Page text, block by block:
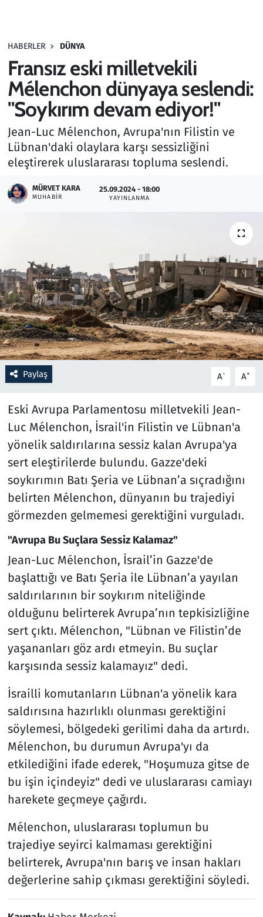
HABERLER DÜNYA
Fransız eski milletvekili
Mélenchon dünyaya seslendi:
"Soykırım devam ediyor!"
Jean-Luc Mélenchon, Avrupa'nın Filistin ve
Lübnan'daki olaylara karşı sessizliğini
eleştirerek uluslararası topluma seslendi.
MÜRVET KARA
MUHABIR
25.09.2024 - 18:00
YAYINLANMA
Paylaş A- A+
Eski Avrupa Parlamentosu milletvekili Jean-
Luc Mélenchon, İsrail'in Filistin ve Lübnan'a
yönelik saldırılarına sessiz kalan Avrupa'ya
sert eleştirilerde bulundu. Gazze'deki
soykırımın Batı Şeria ve Lübnan’a sıçradığını
belirten Mélenchon, dünyanın bu trajediyi
görmezden gelmemesi gerektiğini vurguladı.
"Avrupa Bu Suçlara Sessiz Kalamaz"
Jean-Luc Mélenchon, İsrail’in Gazze'de
başlattığı ve Batı Şeria ile Lübnan’a yayılan
saldırılarının bir soykırım niteliğinde
olduğunu belirterek Avrupa’nın tepkisizliğine
sert çıktı. Mélenchon, "Lübnan ve Filistin’de
yaşananları göz ardı etmeyin. Bu suçlar
karşısında sessiz kalamayız" dedi.
İsrailli komutanların Lübnan'a yönelik kara
saldırısına hazırlıklı olunması gerektiğini
söylemesi, bölgedeki gerilimi daha da artırdı.
Mélenchon, bu durumun Avrupa'yı da
etkilediğini ifade ederek, "Hoşumuza gitse de
bu işin içindeyiz" dedi ve uluslararası camiayı
harekete geçmeye çağırdı.
Mélenchon, uluslararası toplumun bu
trajediye seyirci kalmaması gerektiğini
belirterek, Avrupa'nın barış ve insan hakları
değerlerine sahip çıkması gerektiğini söyledi.
Haber
Kültür Sanat
Kurumsal Haberler
Lezzet Durağı
Memur ve Kamu
Otomobil
Ramazan
Resmi İlanlar
Rüya Tabirleri
Sağlık
Savunma Sanayi
Seçim 2023
Spor
Teknoloji ve Bilim
Televizyon